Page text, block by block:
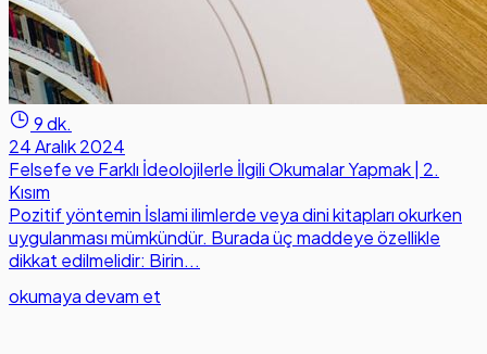
9 dk.
24 Aralık 2024
Felsefe ve Farklı İdeolojilerle İlgili Okumalar Yapmak | 2.
Kısım
Pozitif yöntemin İslami ilimlerde veya dini kitapları okurken
uygulanması mümkündür. Burada üç maddeye özellikle
dikkat edilmelidir: Birin...
okumaya devam et